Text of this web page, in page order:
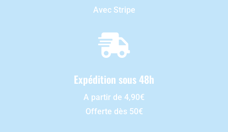
Avec Stripe

Expédition sous 48h
A partir de 4,90€
Offerte dès 50€